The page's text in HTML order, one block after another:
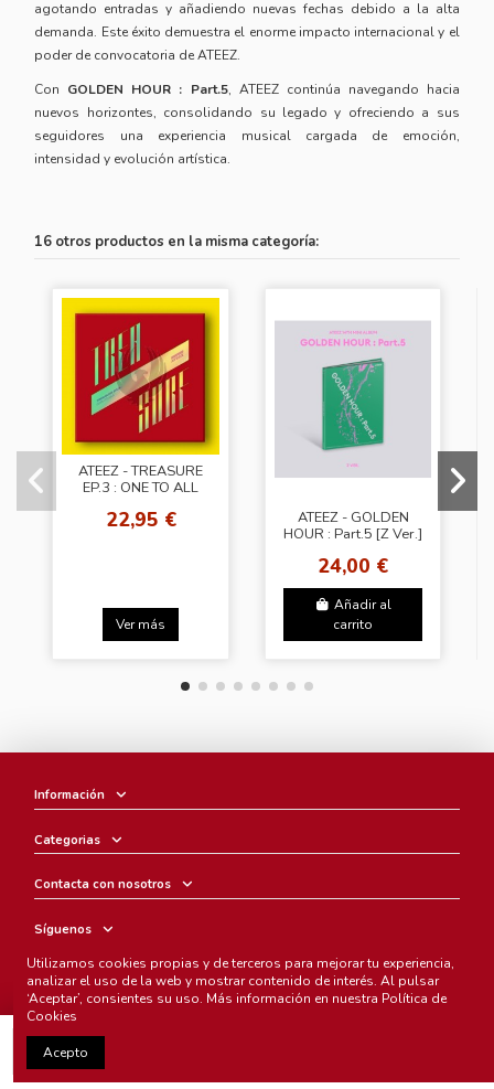
agotando entradas y añadiendo nuevas fechas debido a la alta
demanda. Este éxito demuestra el enorme impacto internacional y el
poder de convocatoria de ATEEZ.
Con GOLDEN HOUR : Part.5, ATEEZ continúa navegando hacia
nuevos horizontes, consolidando su legado y ofreciendo a sus
seguidores una experiencia musical cargada de emoción,
intensidad y evolución artística.
16 otros productos en la misma categoría:
ATEEZ - TREASURE
EP.3 : ONE TO ALL
22,95 €
Ver más
ATEEZ - GOLDEN
HOUR : Part.5 [Z Ver.]
24,00 €
Añadir al
carrito
Información
Categorias
Contacta con nosotros
Síguenos
Boletín
Chunichi Comics
Utilizamos cookies propias y de terceros para mejorar tu experiencia,
analizar el uso de la web y mostrar contenido de interés. Al pulsar
‘Aceptar’, consientes su uso. Más información en nuestra Política de
Cookies
Acepto